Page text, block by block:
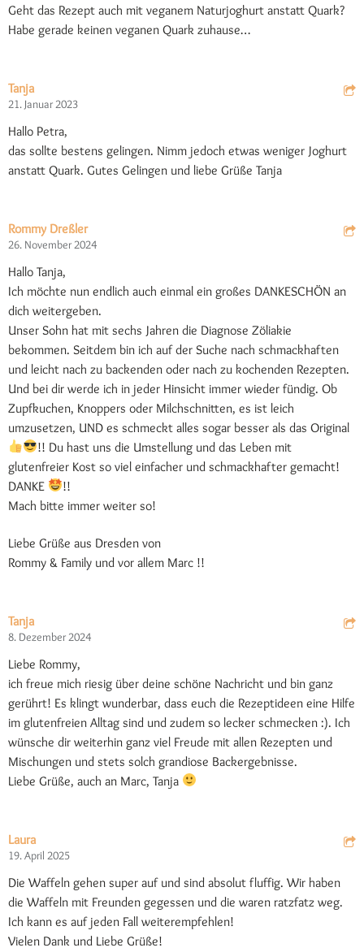
Geht das Rezept auch mit veganem Naturjoghurt anstatt Quark?
Habe gerade keinen veganen Quark zuhause…
Tanja
21. Januar 2023
Hallo Petra,
das sollte bestens gelingen. Nimm jedoch etwas weniger Joghurt
anstatt Quark. Gutes Gelingen und liebe Grüße Tanja
Rommy Dreßler
26. November 2024
Hallo Tanja,
Ich möchte nun endlich auch einmal ein großes DANKESCHÖN an
dich weitergeben.
Unser Sohn hat mit sechs Jahren die Diagnose Zöliakie
bekommen. Seitdem bin ich auf der Suche nach schmackhaften
und leicht nach zu backenden oder nach zu kochenden Rezepten.
Und bei dir werde ich in jeder Hinsicht immer wieder fündig. Ob
Zupfkuchen, Knoppers oder Milchschnitten, es ist leich
umzusetzen, UND es schmeckt alles sogar besser als das Original
!! Du hast uns die Umstellung und das Leben mit
glutenfreier Kost so viel einfacher und schmackhafter gemacht!
DANKE
!!
Mach bitte immer weiter so!
Liebe Grüße aus Dresden von
Rommy & Family und vor allem Marc !!
Tanja
8. Dezember 2024
Liebe Rommy,
ich freue mich riesig über deine schöne Nachricht und bin ganz
gerührt! Es klingt wunderbar, dass euch die Rezeptideen eine Hilfe
im glutenfreien Alltag sind und zudem so lecker schmecken :). Ich
wünsche dir weiterhin ganz viel Freude mit allen Rezepten und
Mischungen und stets solch grandiose Backergebnisse.
Liebe Grüße, auch an Marc, Tanja
Laura
19. April 2025
Die Waffeln gehen super auf und sind absolut fluffig. Wir haben
die Waffeln mit Freunden gegessen und die waren ratzfatz weg.
Ich kann es auf jeden Fall weiterempfehlen!
Vielen Dank und Liebe Grüße!